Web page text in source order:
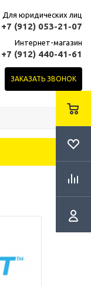
Для юридических лиц
+7 (912) 053-21-07
Интернет-магазин
+7 (912) 440-41-61
ЗАКАЗАТЬ ЗВОНОК